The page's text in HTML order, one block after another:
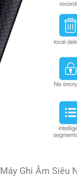
Máy Ghi Âm Siêu